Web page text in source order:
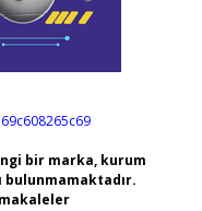
bir marka, kurum
bulunmamaktadır.
makaleler